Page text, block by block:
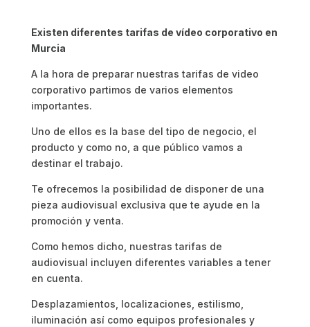
Existen diferentes tarifas de vídeo corporativo en
Murcia
A la hora de preparar nuestras tarifas de video
corporativo partimos de varios elementos
importantes.
Uno de ellos es la base del tipo de negocio, el
producto y como no, a que público vamos a
destinar el trabajo.
Te ofrecemos la posibilidad de disponer de una
pieza audiovisual exclusiva que te ayude en la
promoción y venta.
Como hemos dicho, nuestras tarifas de
audiovisual incluyen diferentes variables a tener
en cuenta.
Desplazamientos, localizaciones, estilismo,
iluminación así como equipos profesionales y